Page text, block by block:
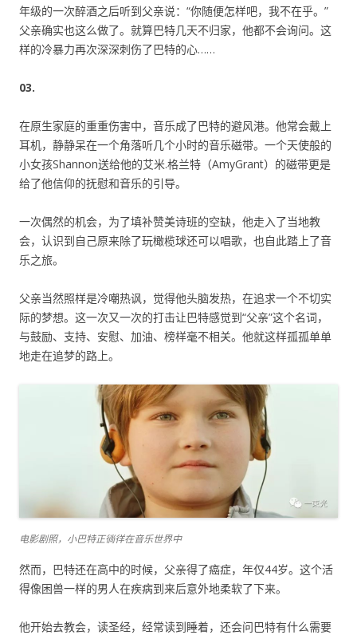
年级的一次醉酒之后听到父亲说：“你随便怎样吧，我不在乎。”
父亲确实也这么做了。就算巴特几天不归家，他都不会询问。这
样的冷暴力再次深深刺伤了巴特的心……
03.
在原生家庭的重重伤害中，音乐成了巴特的避风港。他常会戴上
耳机，静静呆在一个角落听几个小时的音乐磁带。一个天使般的
小女孩Shannon送给他的艾米.格兰特（AmyGrant）的磁带更是
给了他信仰的抚慰和音乐的引导。
一次偶然的机会，为了填补赞美诗班的空缺，他走入了当地教
会，认识到自己原来除了玩橄榄球还可以唱歌，也自此踏上了音
乐之旅。
父亲当然照样是冷嘲热讽，觉得他头脑发热，在追求一个不切实
际的梦想。这一次又一次的打击让巴特感觉到“父亲”这个名词，
与鼓励、支持、安慰、加油、榜样毫不相关。他就这样孤孤单单
地走在追梦的路上。
电影剧照，小巴特正徜徉在音乐世界中
然而，巴特还在高中的时候，父亲得了癌症，年仅44岁。这个活
得像困兽一样的男人在疾病到来后意外地柔软了下来。
他开始去教会，读圣经，经常读到睡着，还会问巴特有什么需要